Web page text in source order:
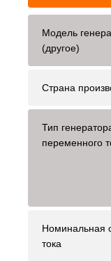
Модель
(другое)
Страна
Тип
переменного
Номинальная
тока